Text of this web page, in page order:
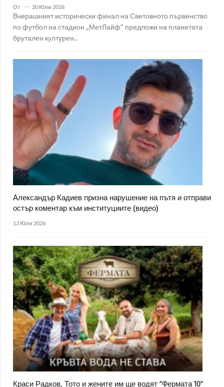
От 20 Юли 2026
Вчерашният исторически финал на Световното първенство
по футбол на стадион „МетЛайф“ предложи на планетата
брутален културен..
Александър Кадиев призна нарушение на пътя и отправи
остър коментар към институциите (видео)
13 Юли 2026